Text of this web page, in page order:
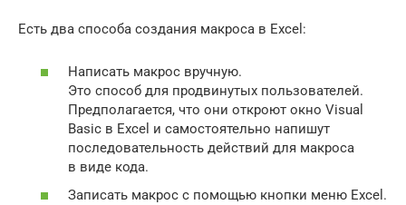
Есть два способа создания макроса в Excel:
Написать макрос вручную.
Это способ для продвинутых пользователей.
Предполагается, что они откроют окно Visual
Basic в Еxcel и самостоятельно напишут
последовательность действий для макроса
в виде кода.
Записать макрос с помощью кнопки меню Excel.